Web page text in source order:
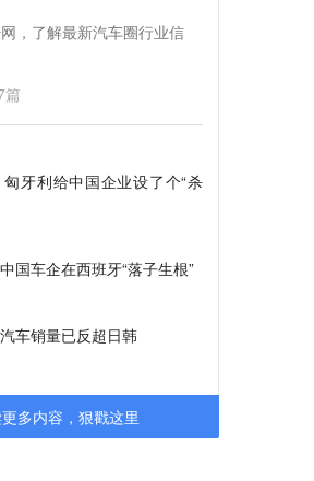
，了解最新汽车圈行业信
篇
牙利给中国企业设了个“杀
国车企在西班牙“落子生根”
车销量已反超日韩
多内容，狠戳这里